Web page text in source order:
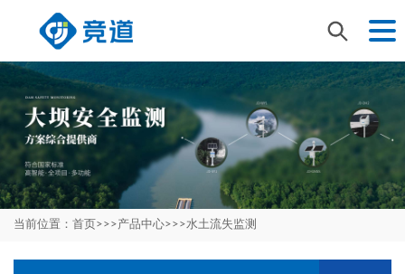
当前位置： 首页 >>>产品中心>>>水土流失监测